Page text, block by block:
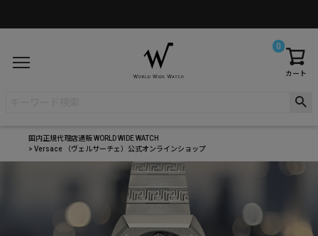
カート
0
国内正規代理店通販 WORLD WIDE WATCH
Versace （ヴェルサーチェ）公式オンラインショップ